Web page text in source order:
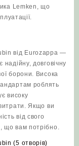
Lemken, що
від Eurozappa —
довговічну
борони. Висока
роблять
високу
Якщо ви
від свого
що вам потрібно.
(5 отворів)